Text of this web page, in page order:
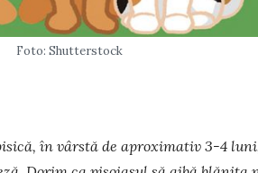
Foto: Shutterstock
în vârstă de apro­ximativ 3-4